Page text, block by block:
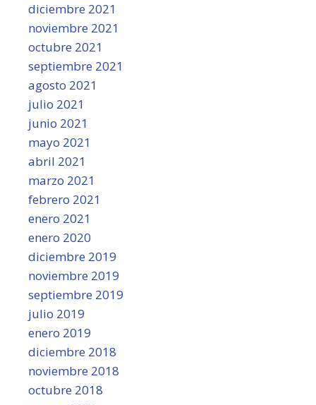
diciembre 2021
noviembre 2021
octubre 2021
septiembre 2021
agosto 2021
julio 2021
junio 2021
mayo 2021
abril 2021
marzo 2021
febrero 2021
enero 2021
enero 2020
diciembre 2019
noviembre 2019
septiembre 2019
julio 2019
enero 2019
diciembre 2018
noviembre 2018
octubre 2018